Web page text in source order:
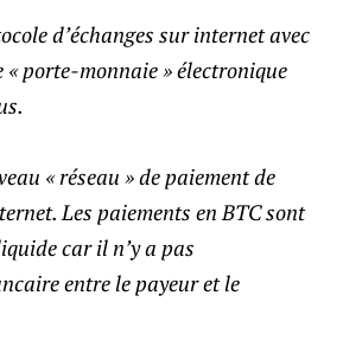
d’échanges sur internet avec
porte-monnaie » électronique
« réseau » de paiement de
Les paiements en BTC sont
car il n’y a pas
entre le payeur et le